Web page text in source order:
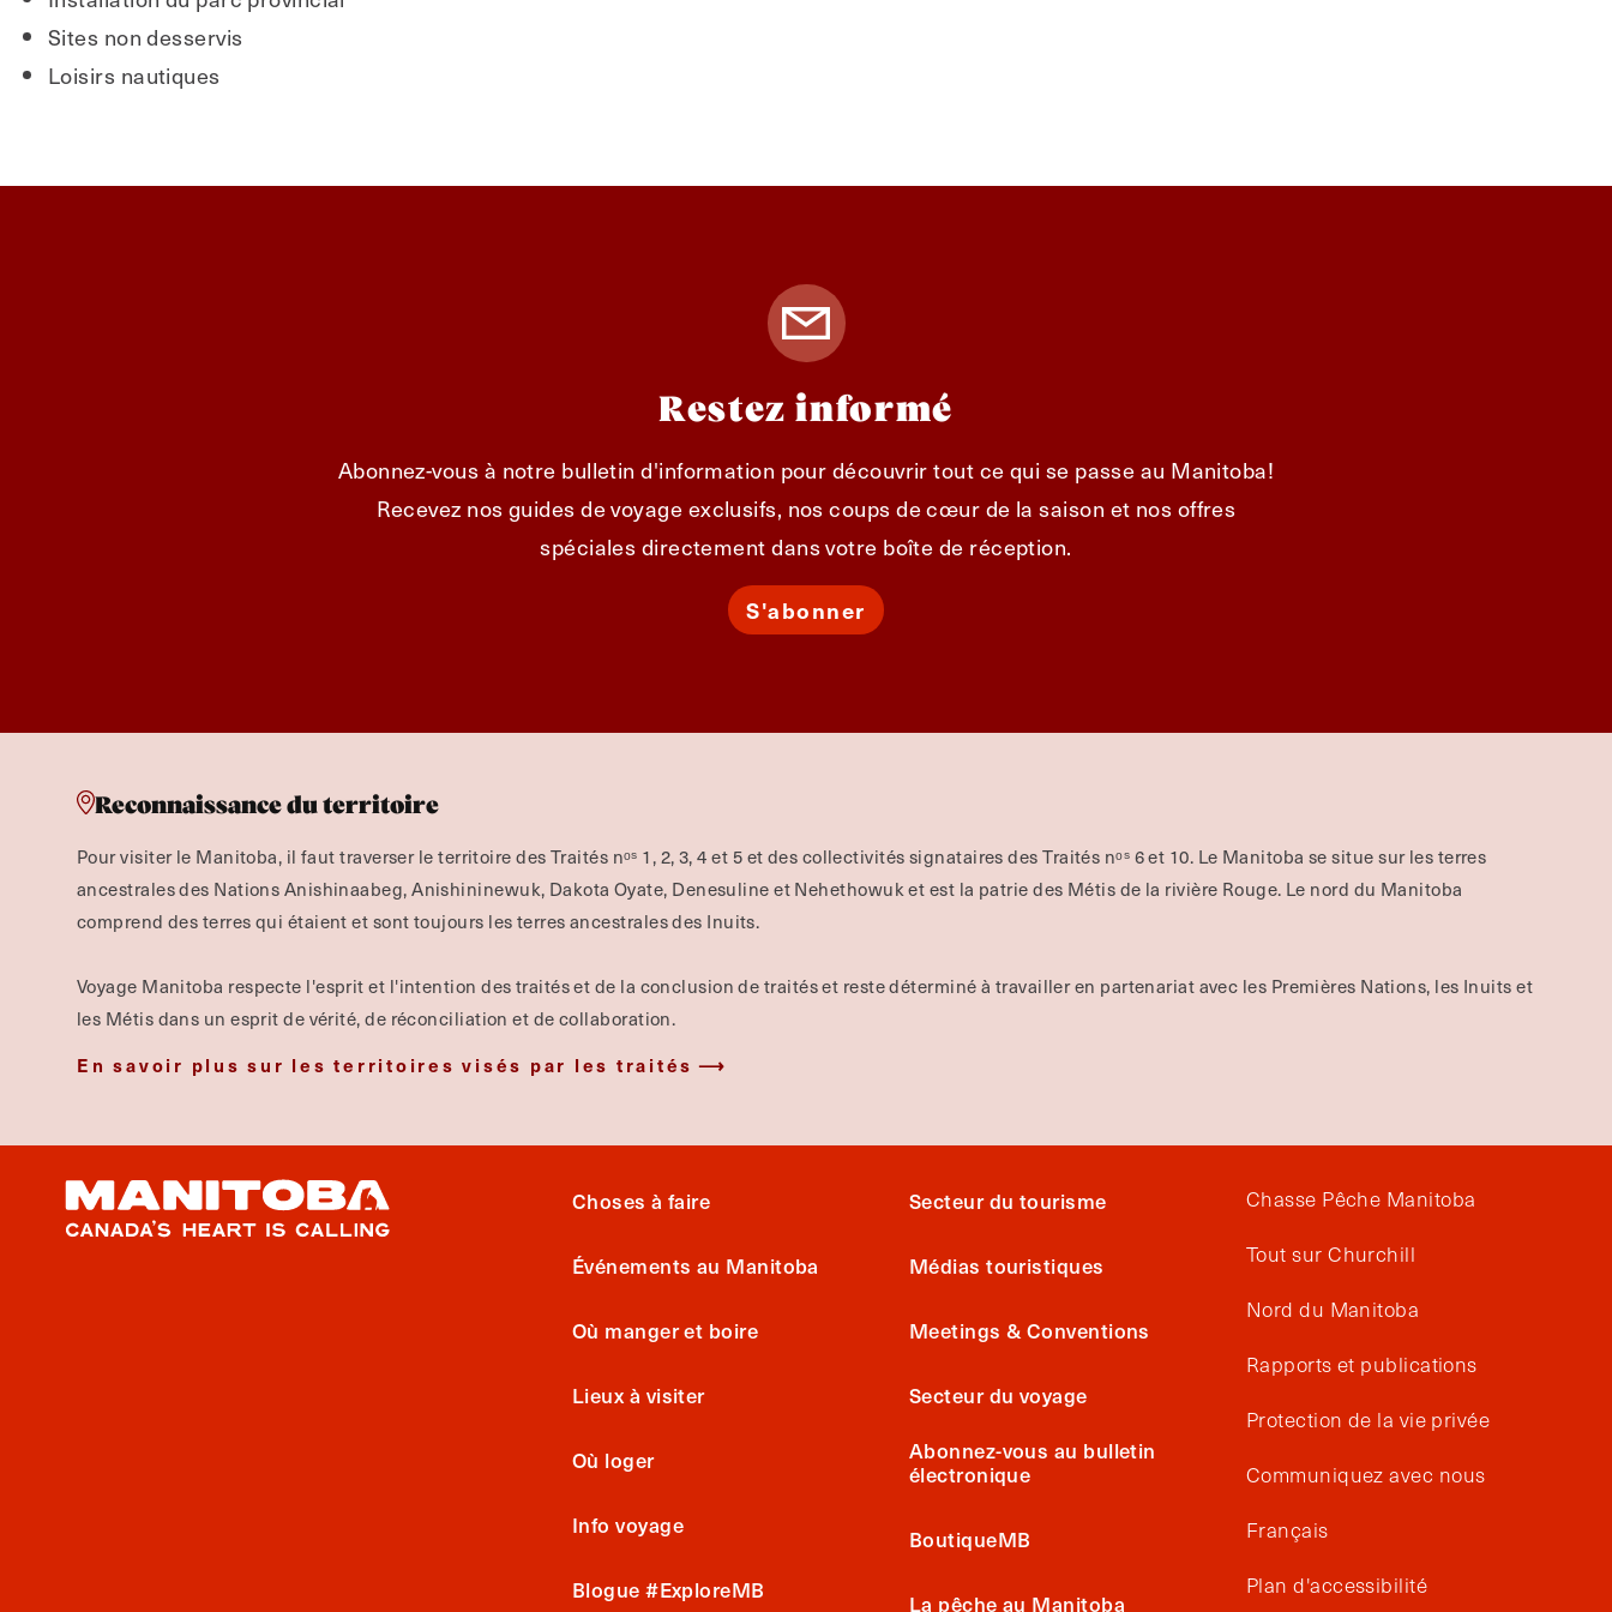
Sites non desservis
Loisirs nautiques
Restez informé
Abonnez-vous à notre bulletin d'information pour découvrir tout ce qui se passe au Manitoba!
Recevez nos guides de voyage exclusifs, nos coups de cœur de la saison et nos offres
spéciales directement dans votre boîte de réception.
S'abonner
Reconnaissance du territoire
Pour visiter le Manitoba, il faut traverser le territoire des Traités nᵒˢ 1, 2, 3, 4 et 5 et des collectivités signataires des Traités nᵒˢ 6 et 10. Le Manitoba se situe sur les terres
ancestrales des Nations Anishinaabeg, Anishininewuk, Dakota Oyate, Denesuline et Nehethowuk et est la patrie des Métis de la rivière Rouge. Le nord du Manitoba
comprend des terres qui étaient et sont toujours les terres ancestrales des Inuits.
Voyage Manitoba respecte l'esprit et l'intention des traités et de la conclusion de traités et reste déterminé à travailler en partenariat avec les Premières Nations, les Inuits et
les Métis dans un esprit de vérité, de réconciliation et de collaboration.
En savoir plus sur les territoires visés par les traités
Choses à faire
Événements au Manitoba
Où manger et boire
Lieux à visiter
Où loger
Info voyage
Blogue #ExploreMB
Secteur du tourisme
Médias touristiques
Meetings & Conventions
Secteur du voyage
Abonnez-vous au bulletin
électronique
BoutiqueMB
La pêche au Manitoba
Chasse Pêche Manitoba
Tout sur Churchill
Nord du Manitoba
Rapports et publications
Protection de la vie privée
Communiquez avec nous
Français
Plan d'accessibilité